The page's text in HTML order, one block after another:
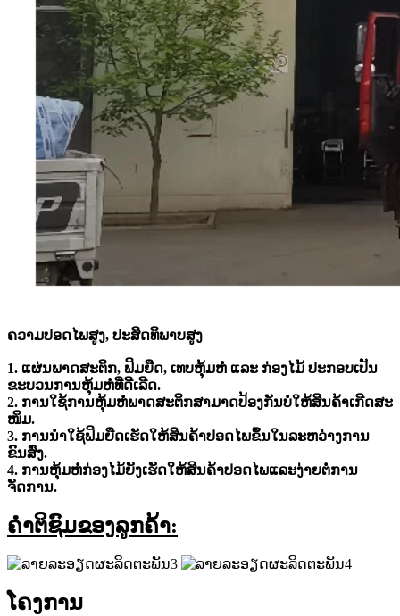
ຄວາມປອດໄພສູງ, ປະສິດທິພາບສູງ
1. ແຜ່ນພາດສະຕິກ, ຟິມຍືດ, ເທບຫຸ້ມຫໍ່ ແລະ ກ່ອງໄມ້ ປະກອບເປັນ
ຂະບວນການຫຸ້ມຫໍ່ທີ່ດີເລີດ.
2. ການໃຊ້ການຫຸ້ມຫໍ່ພາດສະຕິກສາມາດປ້ອງກັນບໍ່ໃຫ້ສິນຄ້າເກີດສະ
ໜິມ.
3. ການນຳໃຊ້ຟິມຍືດເຮັດໃຫ້ສິນຄ້າປອດໄພຂຶ້ນໃນລະຫວ່າງການ
ຂົນສົ່ງ.
4. ການຫຸ້ມຫໍ່ກ່ອງໄມ້ຍັງເຮັດໃຫ້ສິນຄ້າປອດໄພແລະງ່າຍຕໍ່ການ
ຈັດການ.
ຄຳຕິຊົມຂອງລູກຄ້າ:
ໂຄງການ